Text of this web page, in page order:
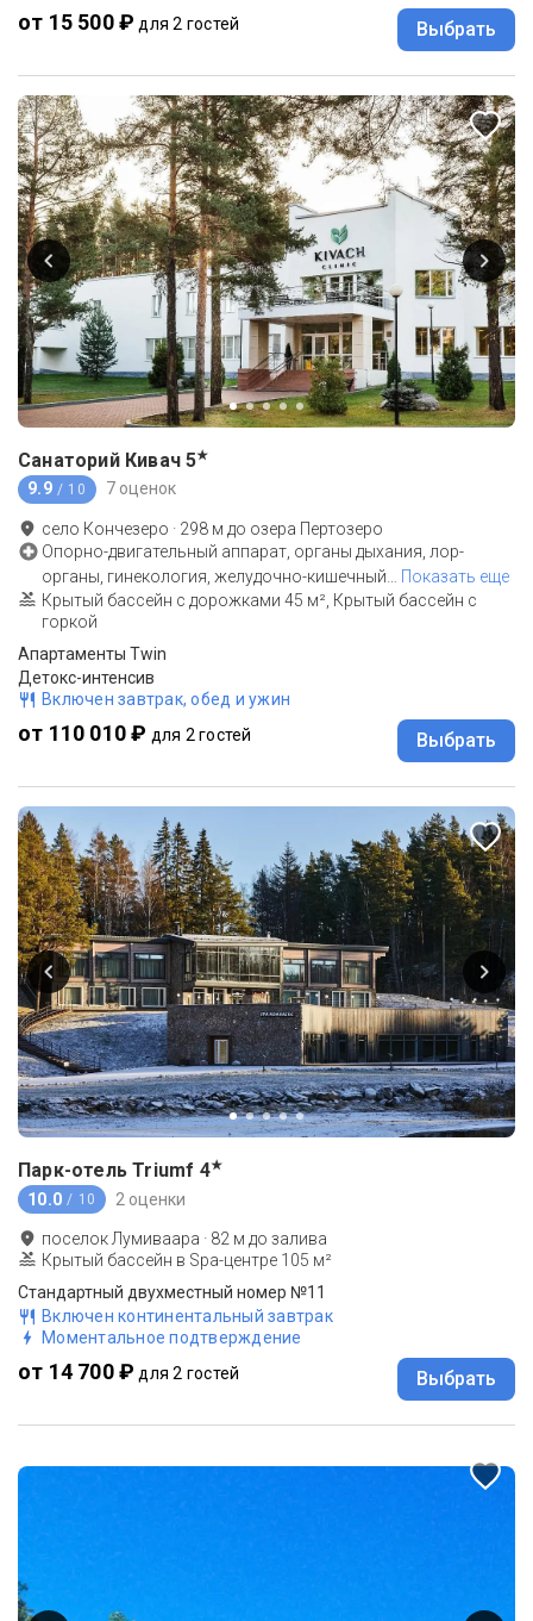
от 15 500 ₽ для 2 гостей Выбрать
Санаторий Кивач 5★
9.9 / 10 7 оценок
село Кончезеро · 298 м до озера Пертозеро
Опорно-двигательный аппарат, органы дыхания, лор-
органы, гинекология, желудочно-кишечный
Показать еще
Крытый бассейн с дорожками 45 м², Крытый бассейн с
горкой
Апартаменты Twin
Детокс-интенсив
Включен завтрак, обед и ужин
от 110 010 ₽ для 2 гостей Выбрать
Парк-отель Triumf 4★
10.0 / 10 2 оценки
поселок Лумиваара · 82 м до залива
Крытый бассейн в Spa-центре 105 м²
Стандартный двухместный номер №11
Включен континентальный завтрак
Моментальное подтверждение
от 14 700 ₽ для 2 гостей Выбрать